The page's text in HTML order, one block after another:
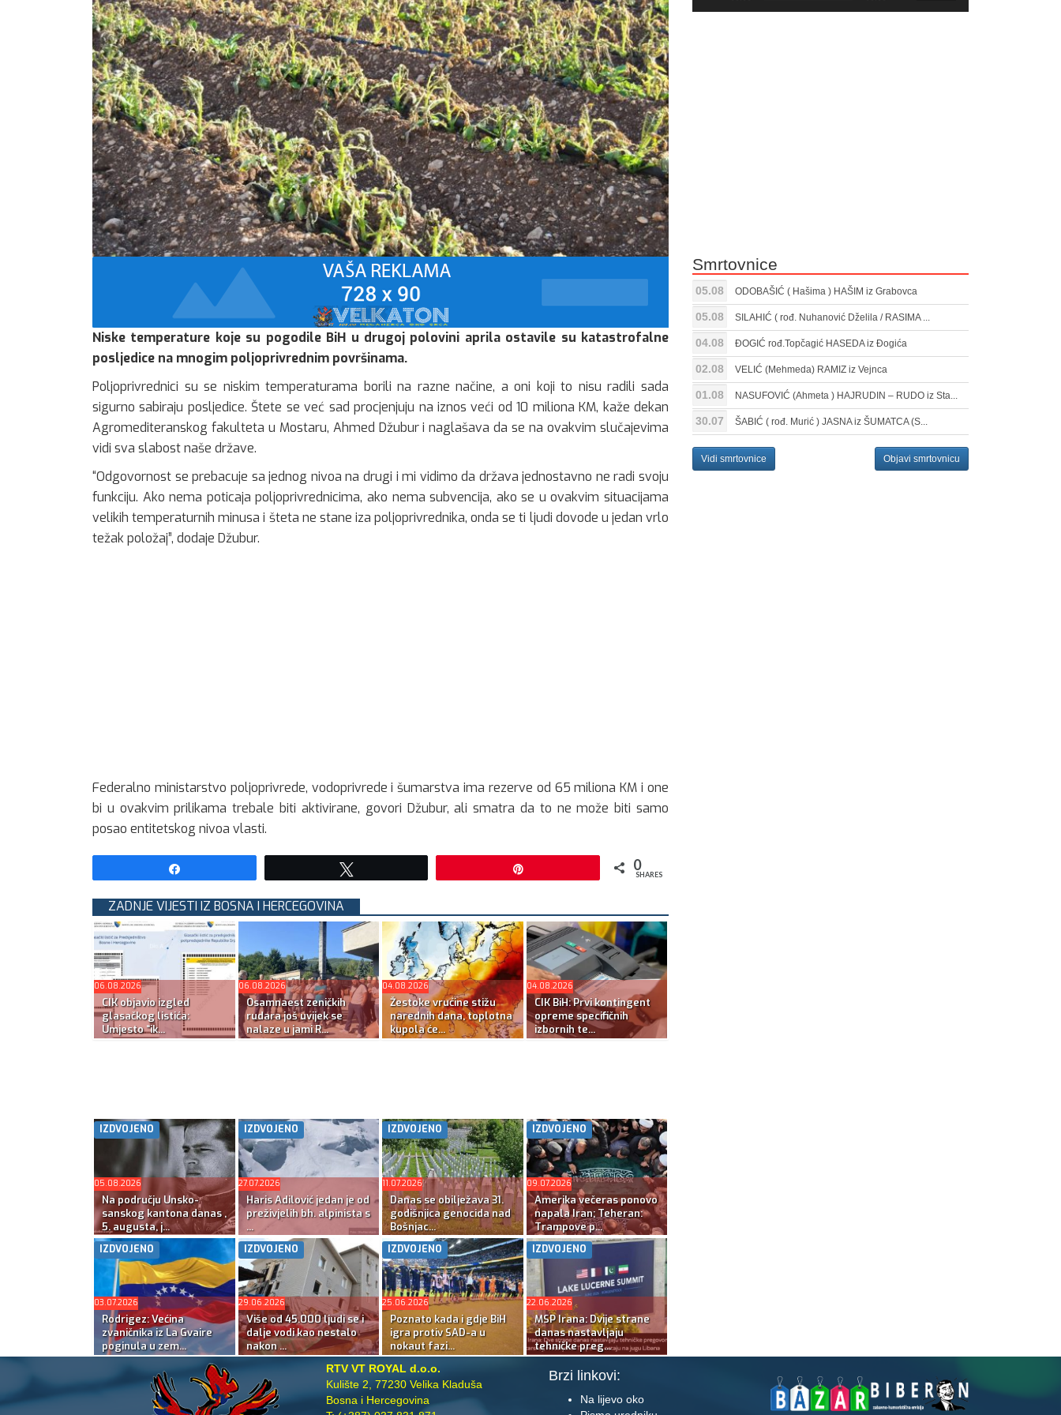
Niske temperature koje su pogodile BiH u drugoj polovini aprila ostavile su katastrofalne
posljedice na mnogim poljoprivrednim površinama.
Poljoprivrednici su se niskim temperaturama borili na razne načine, a oni koji to nisu radili sada
sigurno sabiraju posljedice. Štete se već sad procjenjuju na iznos veći od 10 miliona KM, kaže dekan
Agromediteranskog fakulteta u Mostaru, Ahmed Džubur i naglašava da se na ovakvim slučajevima
vidi sva slabost naše države.
“Odgovornost se prebacuje sa jednog nivoa na drugi i mi vidimo da država jednostavno ne radi svoju
funkciju. Ako nema poticaja poljoprivrednicima, ako nema subvencija, ako se u ovakvim situacijama
velikih temperaturnih minusa i šteta ne stane iza poljoprivrednika, onda se ti ljudi dovode u jedan vrlo
težak položaj”, dodaje Džubur.
Federalno ministarstvo poljoprivrede, vodoprivrede i šumarstva ima rezerve od 65 miliona KM i one
bi u ovakvim prilikama trebale biti aktivirane, govori Džubur, ali smatra da to ne može biti samo
posao entitetskog nivoa vlasti.
0
SHARES
ZADNJE VIJESTI IZ BOSNA I HERCEGOVINA
06.08.2026
CIK objavio izgled
glasačkog listića:
Umjesto “ik...
06.08.2026
Osamnaest zeničkih
rudara još uvijek se
nalaze u jami R...
04.08.2026
Žestoke vrućine stižu
narednih dana, toplotna
kupola će...
04.08.2026
CIK BiH: Prvi kontingent
opreme specifičnih
izbornih te...
IZDVOJENO
05.08.2026
Na području Unsko-
sanskog kantona danas ,
5. augusta, j...
IZDVOJENO
27.07.2026
Haris Adilović jedan je od
preživjelih bh. alpinista s
...
IZDVOJENO
11.07.2026
Danas se obilježava 31.
godišnjica genocida nad
Bošnjac...
IZDVOJENO
09.07.2026
Amerika večeras ponovo
napala Iran; Teheran:
Trampove p...
IZDVOJENO
03.07.2026
Rodrigez: Većina
zvaničnika iz La Gvaire
poginula u zem...
IZDVOJENO
29.06.2026
Više od 45.000 ljudi se i
dalje vodi kao nestalo
nakon ...
IZDVOJENO
25.06.2026
Poznato kada i gdje BiH
igra protiv SAD-a u
nokaut fazi...
IZDVOJENO
22.06.2026
MSP Irana: Dvije strane
danas nastavljaju
tehničke preg...
Gore/Dole
Smrtovnice
05.08 ODOBAŠIĆ ( Hašima ) HAŠIM iz Grabovca
05.08 SILAHIĆ ( rođ. Nuhanović Dželila / RASIMA ...
04.08 ĐOGIĆ rođ.Topčagić HASEDA iz Đogića
02.08 VELIĆ (Mehmeda) RAMIZ iz Vejnca
01.08 NASUFOVIĆ (Ahmeta ) HAJRUDIN – RUDO iz Sta...
30.07 ŠABIĆ ( rođ. Murić ) JASNA iz ŠUMATCA (S...
Vidi smrtovnice Objavi smrtovnicu
RTV VT ROYAL d.o.o.
Kulište 2, 77230 Velika Kladuša
Bosna i Hercegovina
Brzi linkovi:
Na lijevo oko